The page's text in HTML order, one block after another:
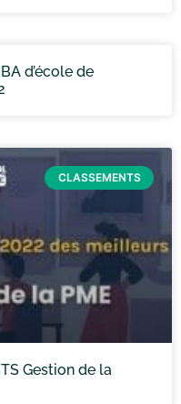
d’école de
CLASSEMENTS
Gestion de la